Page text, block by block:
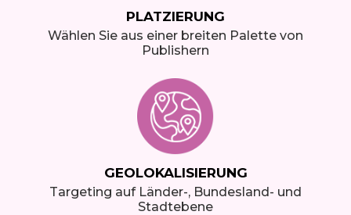
PLATZIERUNG
Wählen Sie aus einer breiten Palette von
Publishern
GEOLOKALISIERUNG
Targeting auf Länder-, Bundesland- und
Stadtebene